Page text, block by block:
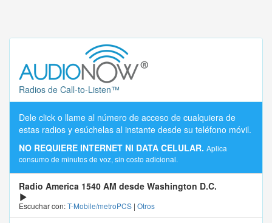
Radios de Call-to-Listen™
Dele click o llame al número de acceso de cualquiera de
estas radios y esúchelas al instante desde su teléfono móvil.
NO REQUIERE INTERNET NI DATA CELULAR. Aplica
consumo de minutos de voz, sin costo adicional.
Radio America 1540 AM desde Washington D.C.
Escuchar con:T-Mobile/metroPCS | Otros